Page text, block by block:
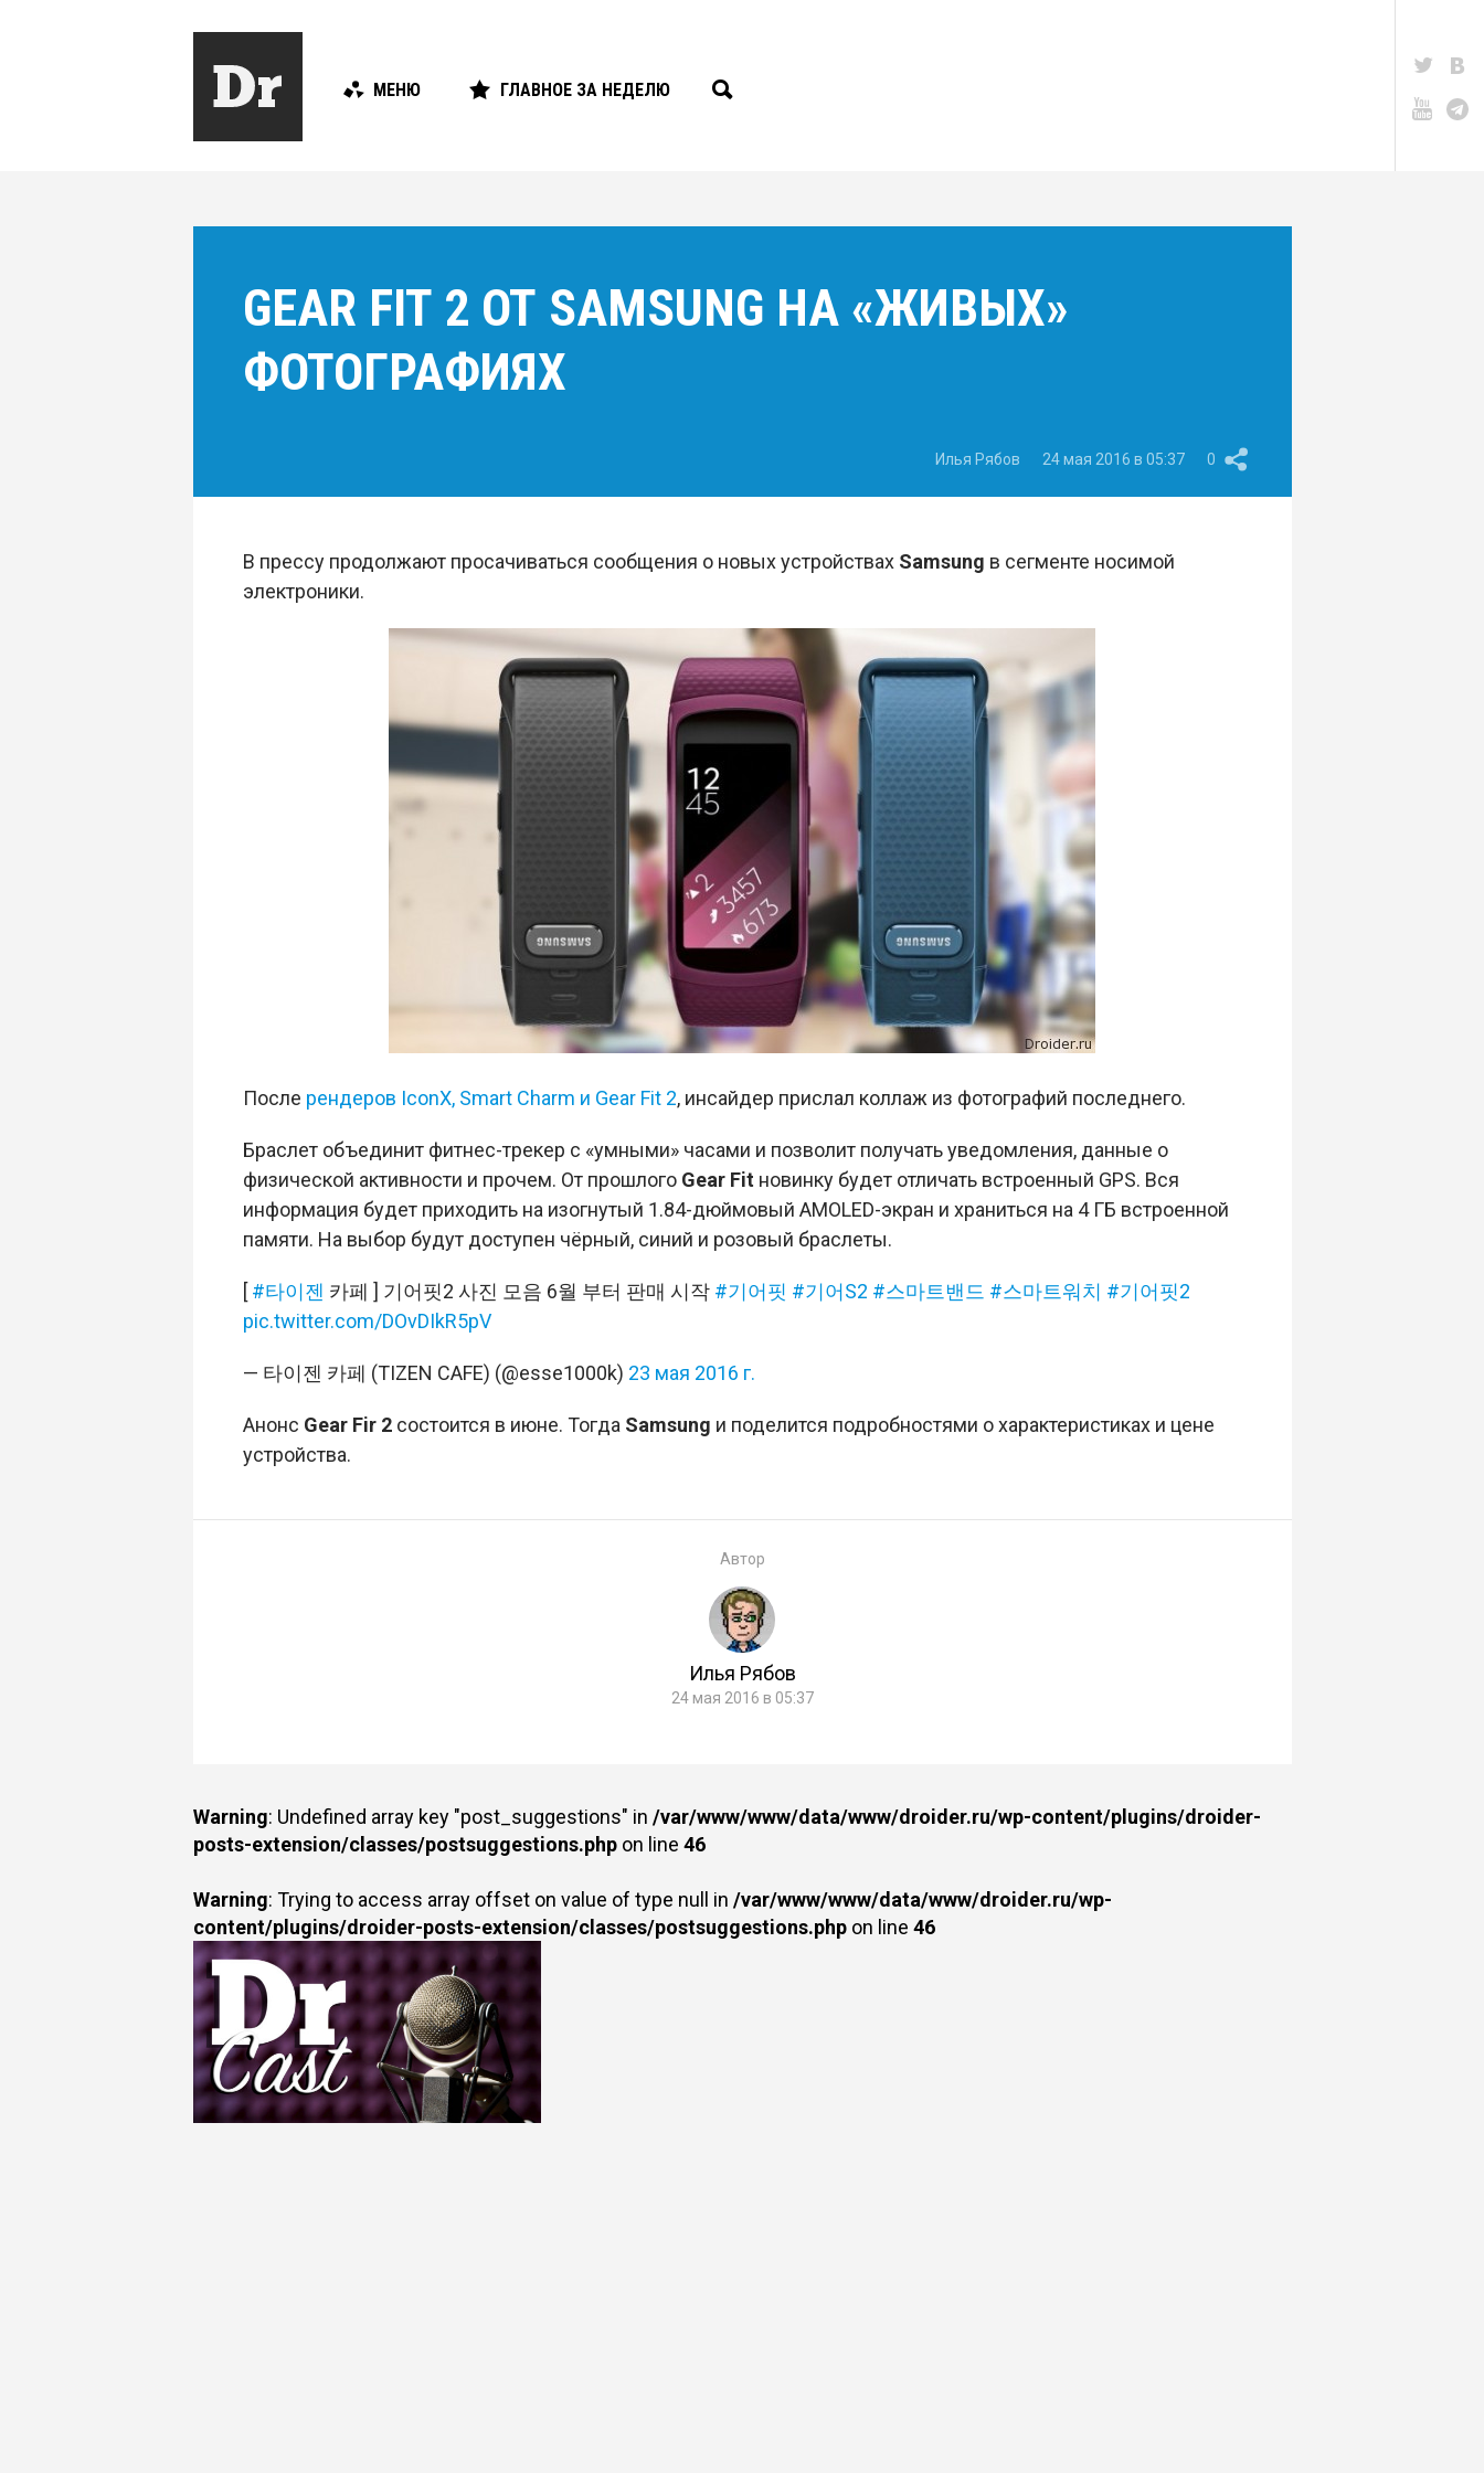
МЕНЮ ГЛАВНОЕ ЗА НЕДЕЛЮ
GEAR FIT 2 ОТ SAMSUNG НА «ЖИВЫХ»
ФОТОГРАФИЯХ
Илья Рябов 24 мая 2016 в 05:37 0
В прессу продолжают просачиваться сообщения о новых устройствахSamsung в сегменте носимой
электроники.
После рендеров IconX, Smart Charm и Gear Fit 2, инсайдер прислал коллаж из фотографий последнего.
Браслет объединит фитнес-трекер с «умными» часами и позволит получать уведомления, данные о
физической активности и прочем. От прошлого Gear Fitновинку будет отличать встроенный GPS. Вся
информация будет приходить на изогнутый 1.84-дюймовый AMOLED-экран и храниться на 4 ГБ встроенной
памяти. На выбор будут доступен чёрный, синий и розовый браслеты.
[ #타이젠 카페 ] 기어핏2 사진 모음 6월 부터 판매 시작 #기어핏 #기어S2 #스마트밴드 #스마트워치 #기어핏2
pic.twitter.com/DOvDIkR5pV
— 타이젠 카페 (TIZEN CAFE) (@esse1000k) 23 мая 2016 г.
Анонс Gear Fir 2состоится в июне. Тогда Samsung и поделится подробностями о характеристиках и цене
устройства.
Автор
Илья Рябов
24 мая 2016 в 05:37
Warning: Undefined array key "post_suggestions" in /var/www/www/data/www/droider.ru/wp-content/plugins/droider-
posts-extension/classes/postsuggestions.phpon line 46
Warning: Trying to access array offset on value of type null in /var/www/www/data/www/droider.ru/wp-
content/plugins/droider-posts-extension/classes/postsuggestions.phpon line 46